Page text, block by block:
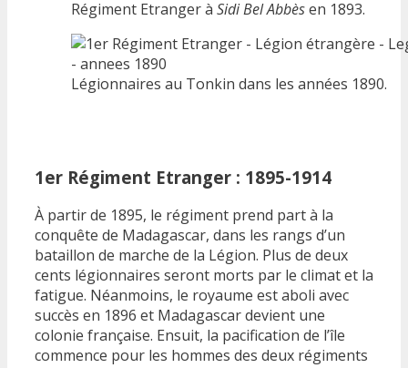
Régiment Etranger à Sidi Bel Abbèsen 1893.
Légionnaires au Tonkin dans les années 1890.
1er Régiment Etranger : 1895-1914
À partir de 1895, le régiment prend part à la
conquête de Madagascar, dans les rangs d’un
bataillon de marche de la Légion. Plus de deux
cents légionnaires seront morts par le climat et la
fatigue. Néanmoins, le royaume est aboli avec
succès en 1896 et Madagascar devient une
colonie française. Ensuit, la pacification de l’île
commence pour les hommes des deux régiments